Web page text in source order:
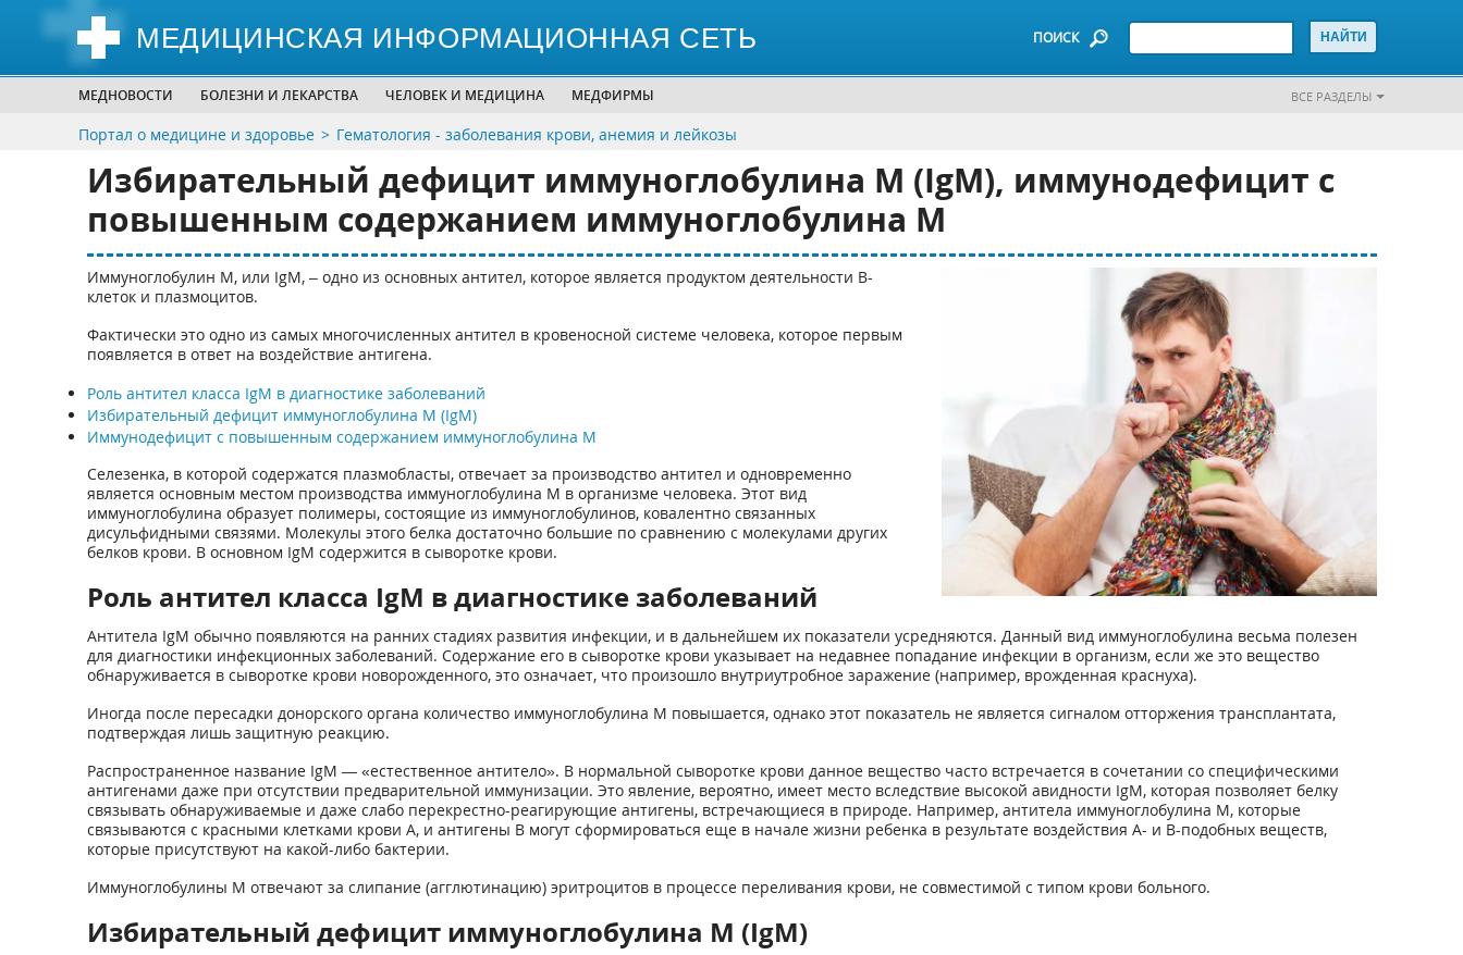
МЕДИЦИНСКАЯ ИНФОРМАЦИОННАЯ СЕТЬ ПОИСК
МЕДНОВОСТИ БОЛЕЗНИ И ЛЕКАРСТВА ЧЕЛОВЕК И МЕДИЦИНА МЕДФИРМЫ ВСЕ РАЗДЕЛЫ
Портал о медицине и здоровье Гематология - заболевания крови, анемия и лейкозы
Избирательный дефицит иммуноглобулина M (IgM), иммунодефицит с
повышенным содержанием иммуноглобулина M
Иммуноглобулин М, или IgM, – одно из основных антител, которое является продуктом деятельности В-
клеток и плазмоцитов.
Фактически это одно из самых многочисленных антител в кровеносной системе человека, которое первым
появляется в ответ на воздействие антигена.
Роль антител класса IgM в диагностике заболеваний
Избирательный дефицит иммуноглобулина M (IgM)
Иммунодефицит с повышенным содержанием иммуноглобулина M
Селезенка, в которой содержатся плазмобласты, отвечает за производство антител и одновременно
является основным местом производства иммуноглобулина М в организме человека. Этот вид
иммуноглобулина образует полимеры, состоящие из иммуноглобулинов, ковалентно связанных
дисульфидными связями. Молекулы этого белка достаточно большие по сравнению с молекулами других
белков крови. В основном IgM содержится в сыворотке крови.
Роль антител класса IgM в диагностике заболеваний
Антитела IgM обычно появляются на ранних стадиях развития инфекции, и в дальнейшем их показатели усредняются. Данный вид иммуноглобулина весьма полезен
для диагностики инфекционных заболеваний. Содержание его в сыворотке крови указывает на недавнее попадание инфекции в организм, если же это вещество
обнаруживается в сыворотке крови новорожденного, это означает, что произошло внутриутробное заражение (например, врожденная краснуха).
Иногда после пересадки донорского органа количество иммуноглобулина М повышается, однако этот показатель не является сигналом отторжения трансплантата,
подтверждая лишь защитную реакцию.
Распространенное название IgM — «естественное антитело». В нормальной сыворотке крови данное вещество часто встречается в сочетании со специфическими
антигенами даже при отсутствии предварительной иммунизации. Это явление, вероятно, имеет место вследствие высокой авидности IgM, которая позволяет белку
связывать обнаруживаемые и даже слабо перекрестно-реагирующие антигены, встречающиеся в природе. Например, антитела иммуноглобулина М, которые
связываются с красными клетками крови А, и антигены B могут сформироваться еще в начале жизни ребенка в результате воздействия А- и В-подобных веществ,
которые присутствуют на какой-либо бактерии.
Иммуноглобулины М отвечают за слипание (агглютинацию) эритроцитов в процессе переливания крови, не совместимой с типом крови больного.
Избирательный дефицит иммуноглобулина M (IgM)